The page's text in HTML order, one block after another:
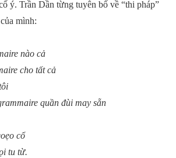
ý. Trần Dần từng tuyên bố về “thi pháp”
mình:
nào cả
cho tất cả
quần đùi may sẵn
cổ
tu từ.